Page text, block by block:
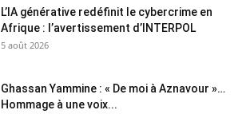
L’IA générative redéfinit le cybercrime en
Afrique : l’avertissement d’INTERPOL
5 août 2026
Ghassan Yammine : « De moi à Aznavour »…
Hommage à une voix...